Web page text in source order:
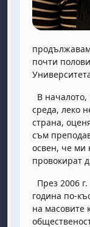
почти
В
среда, леко
страна,
съм
освен, че ми
провокират
През 2006
година по-
на масовите